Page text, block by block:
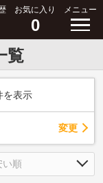
お気に入り
0
メニュー
覧
を表示
変更